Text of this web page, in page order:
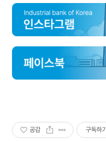
공감 구독하기